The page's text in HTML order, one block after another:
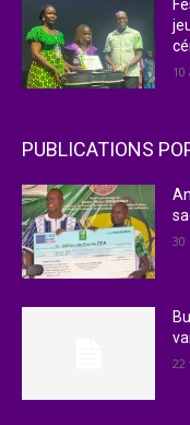
10
PUBLICATIONS
30
22